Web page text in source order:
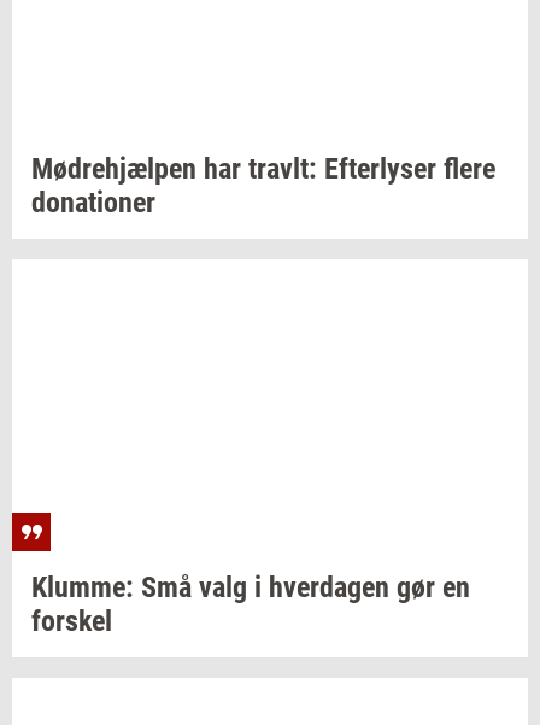
Mødre­hjæl­pen har travlt: Ef­ter­ly­ser flere
do­na­tio­ner
Klum­me: Små valg i hver­da­gen gør en
for­skel